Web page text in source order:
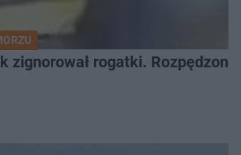
zignorował rogatki.